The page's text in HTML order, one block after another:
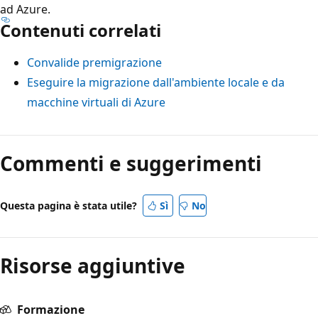
ad Azure.
Contenuti correlati
Convalide premigrazione
Eseguire la migrazione dall'ambiente locale e da
macchine virtuali di Azure
Commenti e suggerimenti
Questa pagina è stata utile? Sì No
Risorse aggiuntive
Formazione